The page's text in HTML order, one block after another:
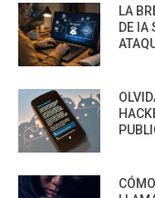
LA
DE IA